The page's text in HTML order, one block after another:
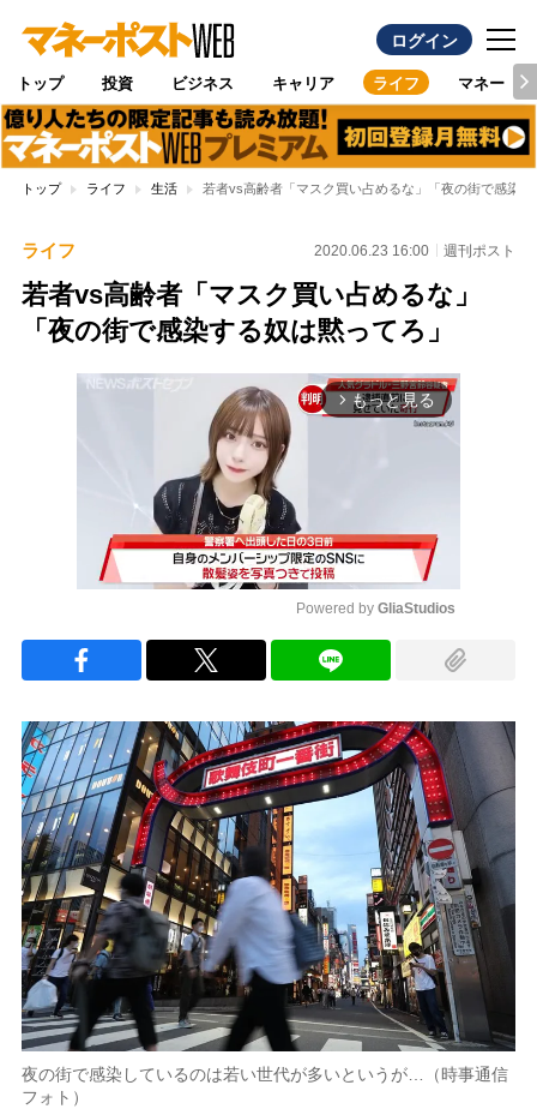
ログイン
トップ 投資 ビジネス キャリア ライフ マネー
トップ ライフ 生活 若者vs高齢者「マスク買い占めるな」「夜の街で感染
ライフ 2020.06.23 16:00 週刊ポスト
若者vs高齢者「マスク買い占めるな」
「夜の街で感染する奴は黙ってろ」
arrow_forward_ios もっと見る
Powered by GliaStudios
夜の街で感染しているのは若い世代が多いというが…（時事通信
フォト）